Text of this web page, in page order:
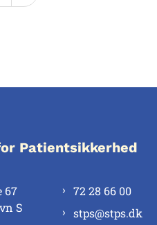
Patientsikkerhed
67
S
72 28 66 00
stps@stps.dk